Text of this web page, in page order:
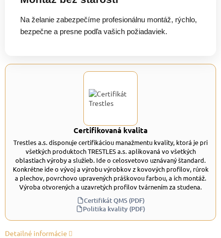
Na želanie zabezpečíme profesionálnu montáž, rýchlo,
bezpečne a presne podľa vašich požiadaviek.
Certifikovaná kvalita
Trestles a.s. disponuje certifikáciou manažmentu kvality, ktorá je pri
všetkých produktoch TRESTLES a.s. aplikovaná vo všetkých
oblastiach výroby a služieb. Ide o celosvetovo uznávaný štandard.
Konkrétne ide o vývoj a výrobu výrobkov z kovových profilov, rúrok
a plechov, povrchovo upravených práškovou farbou, a ich montáž.
Výroba otvorených a uzavretých profilov tvárnením za studena.
Certifikát QMS (PDF)
Politika kvality (PDF)
Detailné informácie